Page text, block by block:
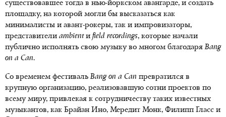
существовавшее тогда в нью-йоркском авангарде, и создать
площадку, на которой могли бы высказаться как
минималисты и авант-рокеры, так и импровизаторы,
представители аmbientи field recordings, которые начали
публично исполнять свою музыку во многом благодаряBang
on a Can.
Со временем фестивальBang on a Can превратился в
крупную организацию, реализовавшую сотни проектов по
всему миру, привлекая к сотрудничеству таких известных
музыкантов, как Брайан Ино, Мередит Монк, Филипп Гласс и